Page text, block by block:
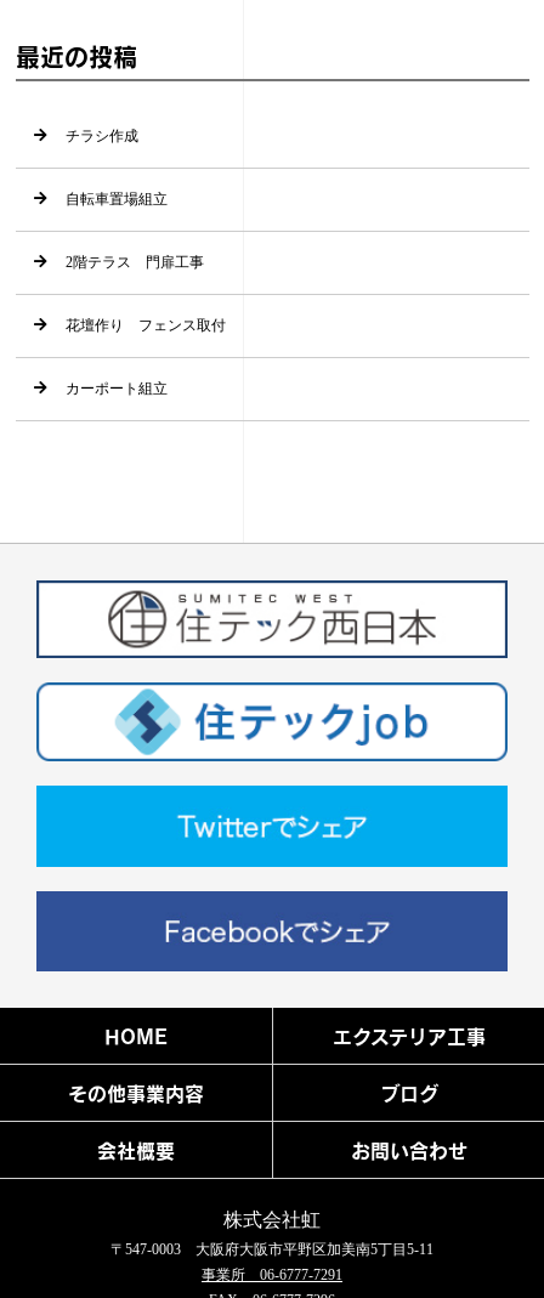
最近の投稿
チラシ作成
自転車置場組立
2階テラス 門扉工事
花壇作り フェンス取付
カーポート組立
HOME エクステリア工事
その他事業内容 ブログ
会社概要 お問い合わせ
株式会社虹
〒547-0003 大阪府大阪市平野区加美南5丁目5-11
事業所 06-6777-7291